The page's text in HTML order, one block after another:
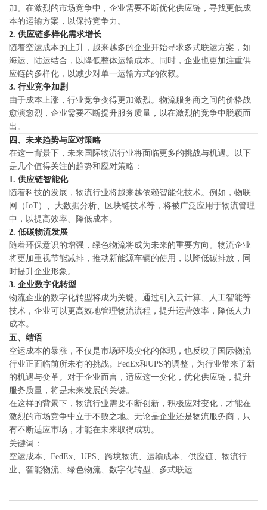
加。在激烈的市场竞争中，企业需要不断优化供应链，寻找更低成
本的运输方案，以保持竞争力。
2. 供应链多样化需求增长
随着空运成本的上升，越来越多的企业开始寻求多式联运方案，如
海运、陆运结合，以降低整体运输成本。同时，企业也更加注重供
应链的多样化，以减少对单一运输方式的依赖。
3. 行业竞争加剧
由于成本上涨，行业竞争变得更加激烈。物流服务商之间的价格战
愈演愈烈，企业需要不断提升服务质量，以在激烈的竞争中脱颖而
出。
四、未来趋势与应对策略
在这一背景下，未来国际物流行业将面临更多的挑战与机遇。以下
是几个值得关注的趋势和应对策略：
1. 供应链智能化
随着科技的发展，物流行业将越来越依赖智能化技术。例如，物联
网（IoT）、大数据分析、区块链技术等，将被广泛应用于物流管理
中，以提高效率、降低成本。
2. 低碳物流发展
随着环保意识的增强，绿色物流将成为未来的重要方向。物流企业
将更加重视节能减排，推动新能源车辆的使用，以降低碳排放，同
时提升企业形象。
3. 企业数字化转型
物流企业的数字化转型将成为关键。通过引入云计算、人工智能等
技术，企业可以更高效地管理物流流程，提升运营效率，降低人力
成本。
五、结语
空运成本的暴涨，不仅是市场环境变化的体现，也反映了国际物流
行业正面临前所未有的挑战。FedEx和UPS的调整，为行业带来了新
的机遇与变革。对于企业而言，适应这一变化，优化供应链，提升
服务质量，将是未来发展的关键。
在这样的背景下，物流行业需要不断创新，积极应对变化，才能在
激烈的市场竞争中立于不败之地。无论是企业还是物流服务商，只
有不断适应市场，才能在未来取得成功。
关键词：
空运成本、FedEx、UPS、跨境物流、运输成本、供应链、物流行
业、智能物流、绿色物流、数字化转型、多式联运